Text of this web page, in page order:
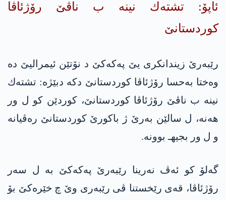
ئاپۆ: تشته‌ك نینه‌ ب ناڤێ رۆژئاڤا
كوردستانێ
رێبه‌رێ زیندانكری یێ په‌كه‌كێ د نۆتێن ئیمرالیێ ده‌
وه‌ختا به‌حسا رۆژئاڤا كوردستانێ دكه‌ دبێژه‌: تشته‌ك
نینه‌ ب ناڤێ رۆژئاڤا كوردستانێ، كوردێن كو ل ور
هه‌نه‌، ل سالێن به‌رێ ژ باكورێ كوردستانێ ره‌ڤیانه‌
و ل ور بجیهـ بوونه‌.
گه‌لۆ كو ئه‌ڤ نه‌رینا رێبه‌رێ په‌كه‌كێ به‌ ل سه‌ر
رۆژئاڤا، قه‌ی رێخستنا ڤی رێبه‌ری وێ چ خێره‌كێ بۆ